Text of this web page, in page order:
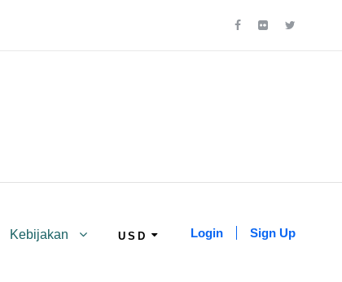
Kebijakan USD Login Sign Up